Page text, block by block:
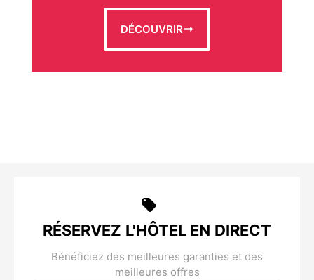
DÉCOUVRIR
RÉSERVEZ L'HÔTEL EN DIRECT
Bénéficiez des meilleures garanties et des
meilleures offres